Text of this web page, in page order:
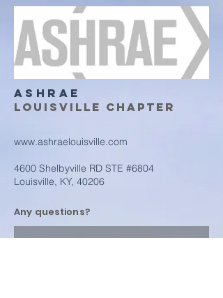
ASHRAE
Louisville Chapter
www.ashraelouisville.com
4600 Shelbyville RD STE #6804
Louisville, KY, 40206
Any questions?